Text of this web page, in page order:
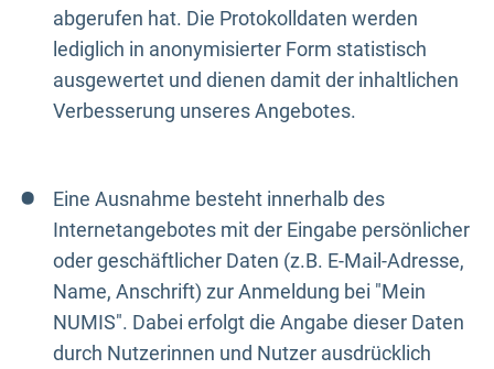
abgerufen hat. Die Protokolldaten werden
lediglich in anonymisierter Form statistisch
ausgewertet und dienen damit der inhaltlichen
Verbesserung unseres Angebotes.
Eine Ausnahme besteht innerhalb des
Internetangebotes mit der Eingabe persönlicher
oder geschäftlicher Daten (z.B. E-Mail-Adresse,
Name, Anschrift) zur Anmeldung bei "Mein
NUMIS". Dabei erfolgt die Angabe dieser Daten
durch Nutzerinnen und Nutzer ausdrücklich